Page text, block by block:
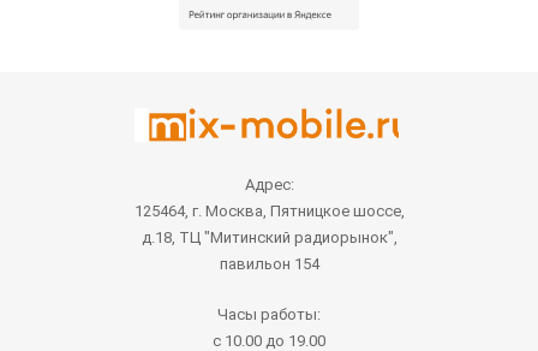
Адрес:
125464, г. Москва, Пятницкое шоссе,
д.18, ТЦ "Митинский радиорынок",
павильон 154
Часы работы:
с 10.00 до 19.00